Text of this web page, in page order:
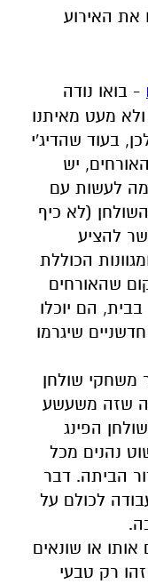
את האירוע
- בואו נודה
מעט מאיתנו
בעוד שהדיג'י
יש
לעשות עם
(לא כיף
להציע
הכוללת
שהאורחים
הם יוכלו
שיגרמו
משחקי שולחן
שזה משעשע
הפינג
נהנים מכל
הביתה. דבר
לכולם על
או שונאים
זהו רק טבעי